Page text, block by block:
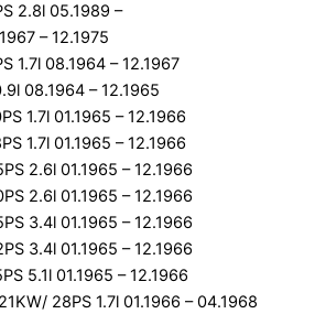
2.8l 05.1989 –
– 12.1975
1.7l 08.1964 – 12.1967
08.1964 – 12.1965
1.7l 01.1965 – 12.1966
1.7l 01.1965 – 12.1966
2.6l 01.1965 – 12.1966
2.6l 01.1965 – 12.1966
3.4l 01.1965 – 12.1966
3.4l 01.1965 – 12.1966
5.1l 01.1965 – 12.1966
28PS 1.7l 01.1966 – 04.1968